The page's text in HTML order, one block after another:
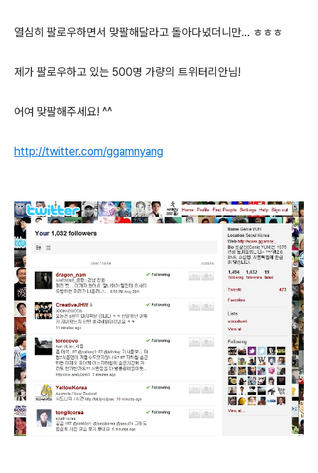
열심히 팔로우하면서 맞팔해달라고 돌아다녔더니만... ㅎㅎㅎ
제가 팔로우하고 있는 500명 가량의 트위터리안님!
어여 맞팔해주세요! ^^
http://twitter.com/ggamnyang